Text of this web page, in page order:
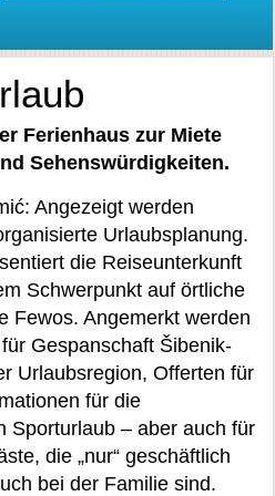
Ferienhaus zur Miete
Sehenswürdigkeiten.
Angezeigt werden
Urlaubsplanung.
die Reiseunterkunft
Schwerpunkt auf örtliche
Fewos. Angemerkt werden
Gespanschaft Šibenik-
Urlaubsregion, Offerten für
für die
Sporturlaub – aber auch für
die „nur“ geschäftlich
bei der Familie sind.